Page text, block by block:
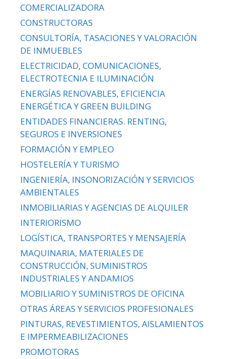
COMERCIALIZADORA
CONSTRUCTORAS
CONSULTORÍA, TASACIONES Y VALORACIÓN
DE INMUEBLES
ELECTRICIDAD, COMUNICACIONES,
ELECTROTECNIA E ILUMINACIÓN
ENERGÍAS RENOVABLES, EFICIENCIA
ENERGÉTICA Y GREEN BUILDING
ENTIDADES FINANCIERAS. RENTING,
SEGUROS E INVERSIONES
FORMACIÓN Y EMPLEO
HOSTELERÍA Y TURISMO
INGENIERÍA, INSONORIZACIÓN Y SERVICIOS
AMBIENTALES
INMOBILIARIAS Y AGENCIAS DE ALQUILER
INTERIORISMO
LOGÍSTICA, TRANSPORTES Y MENSAJERÍA
MAQUINARIA, MATERIALES DE
CONSTRUCCIÓN, SUMINISTROS
INDUSTRIALES Y ANDAMIOS
MOBILIARIO Y SUMINISTROS DE OFICINA
OTRAS ÁREAS Y SERVICIOS PROFESIONALES
PINTURAS, REVESTIMIENTOS, AISLAMIENTOS
E IMPERMEABILIZACIONES
PROMOTORAS